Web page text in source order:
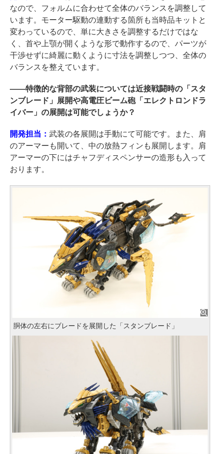
なので、フォルムに合わせて全体のバランスを調整して
います。モーター駆動の連動する箇所も当時品キットと
変わっているので、単に大きさを調整するだけではな
く、首や上顎が開くような形で動作するので、パーツが
干渉せずに綺麗に動くように寸法を調整しつつ、全体の
バランスを整えています。
――特徴的な背部の武装については近接戦闘時の「スタ
ンブレード」展開や高電圧ビーム砲「エレクトロンドラ
イバー」の展開は可能でしょうか？
開発担当： 武装の各展開は手動にて可能です。また、肩
のアーマーも開いて、中の放熱フィンも展開します。肩
アーマーの下にはチャフディスペンサーの造形も入って
おります。
胴体の左右にブレードを展開した「スタンブレード」